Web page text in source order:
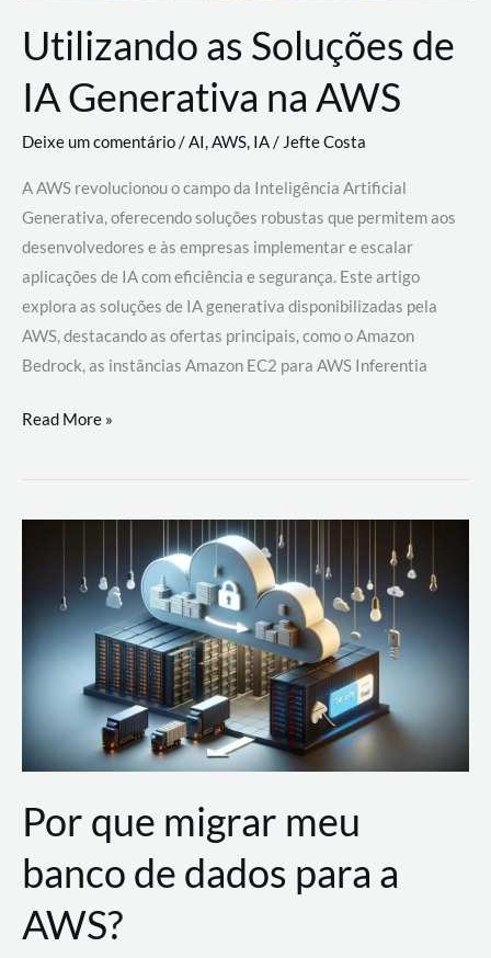
Utilizando as Soluções de
IA Generativa na AWS
Deixe um comentário/AI,AWS, IA/Jefte Costa
A AWS revolucionou o campo da Inteligência Artificial
Generativa, oferecendo soluções robustas que permitem aos
desenvolvedores e às empresas implementar e escalar
aplicações de IA com eficiência e segurança. Este artigo
explora as soluções de IA generativa disponibilizadas pela
AWS, destacando as ofertas principais, como o Amazon
Bedrock, as instâncias Amazon EC2 para AWS Inferentia
Utilizando
Soluções
AWS
Read More »
Por que migrar meu
banco de dados para a
AWS?